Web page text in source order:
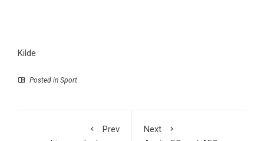
Kilde
Posted in Sport
Prev
Next